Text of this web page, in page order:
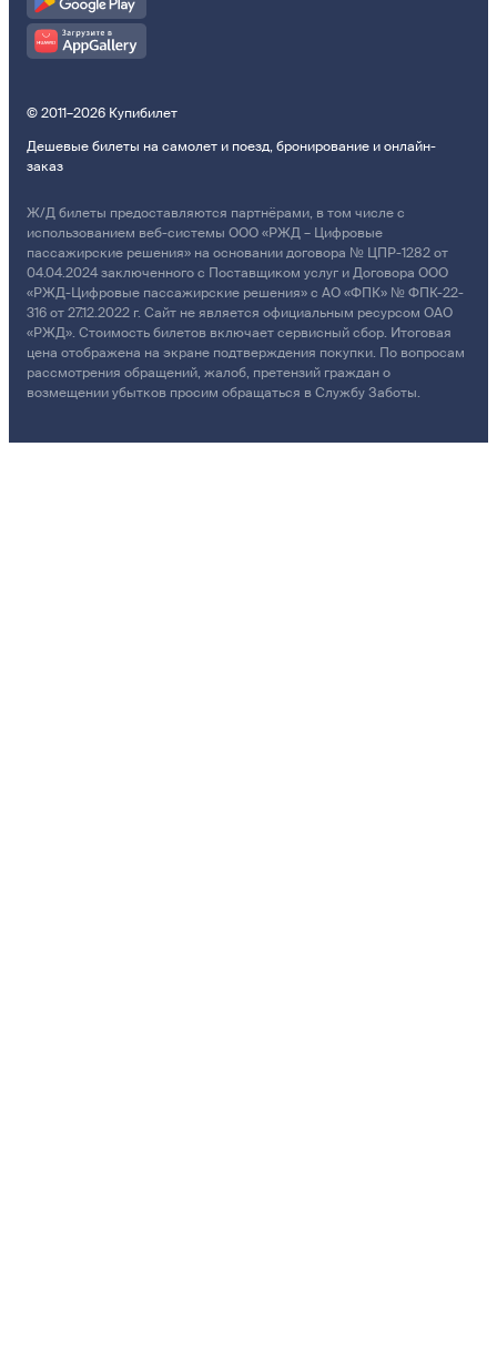
© 2011–2026 Купибилет
Дешевые билеты на самолет и поезд, бронирование и онлайн-
заказ
Ж/Д билеты предоставляются партнёрами, в том числе с
использованием веб-системы ООО «РЖД – Цифровые
пассажирские решения» на основании договора № ЦПР-1282 от
04.04.2024 заключенного с Поставщиком услуг и Договора ООО
«РЖД-Цифровые пассажирские решения» с АО «ФПК» № ФПК-22-
316 от 27.12.2022 г. Сайт не является официальным ресурсом ОАО
«РЖД». Стоимость билетов включает сервисный сбор. Итоговая
цена отображена на экране подтверждения покупки. По вопросам
рассмотрения обращений, жалоб, претензий граждан о
возмещении убытков просим обращаться в Службу Заботы.